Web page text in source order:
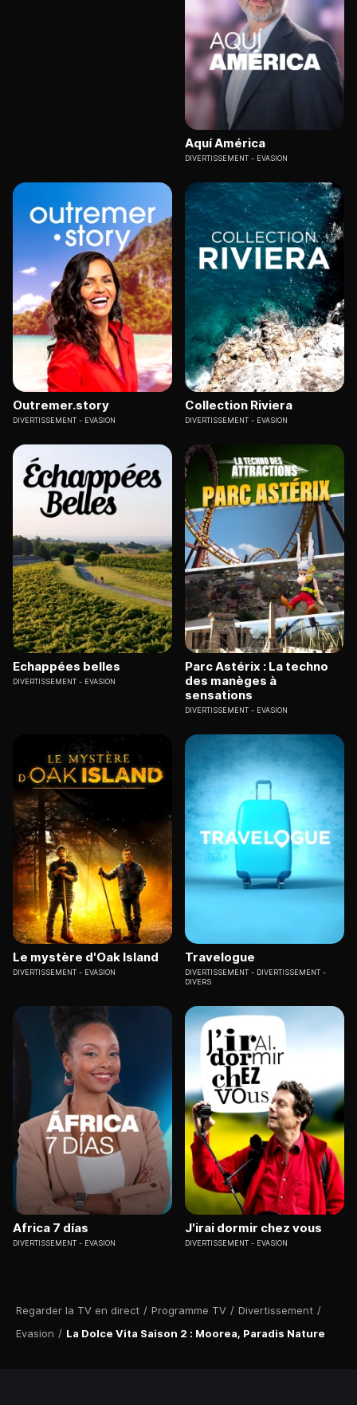
Regarder la TV en direct / Programme TV / Divertissement /
Evasion / La Dolce Vita Saison 2 : Moorea, Paradis Nature
Aquí América
DIVERTISSEMENT EVASION
Outremer.story
DIVERTISSEMENT EVASION
Collection Riviera
DIVERTISSEMENT EVASION
Echappées belles
DIVERTISSEMENT EVASION
Parc Astérix : La techno
des manèges à
sensations
DIVERTISSEMENT EVASION
Le mystère d'Oak Island
DIVERTISSEMENT EVASION
Travelogue
DIVERTISSEMENT
DIVERTISSEMENT -
DIVERS
Africa 7 días
DIVERTISSEMENT EVASION
J'irai dormir chez vous
DIVERTISSEMENT EVASION